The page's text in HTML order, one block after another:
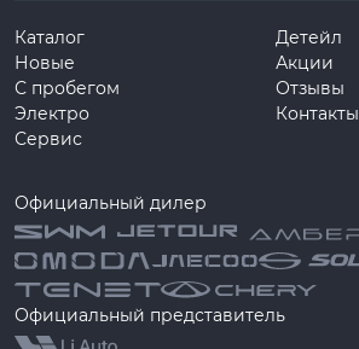
Каталог
Новые
С пробегом
Электро
Сервис
Детейл
Акции
Отзывы
Контакты
Официальный дилер
Официальный представитель